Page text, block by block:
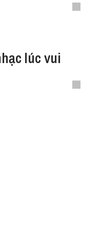
lúc vui